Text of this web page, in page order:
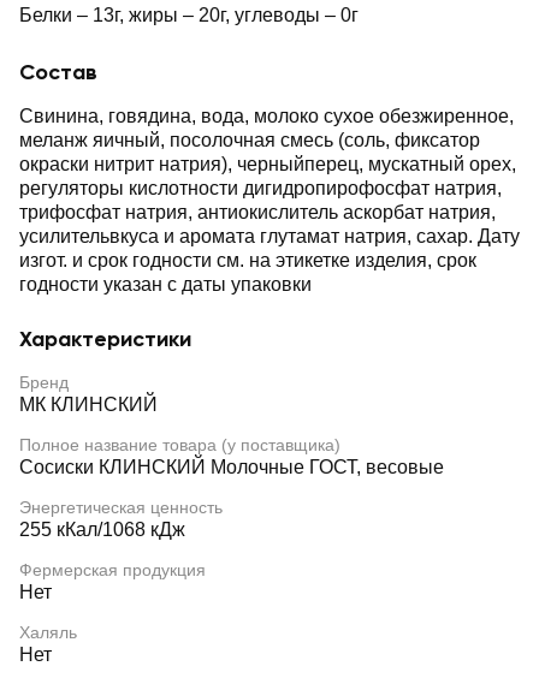
Белки – 13г, жиры – 20г, углеводы – 0г
Состав
Свинина, говядина, вода, молоко сухое обезжиренное,
меланж яичный, посолочная смесь (соль, фиксатор
окраски нитрит натрия), черныйперец, мускатный орех,
регуляторы кислотности дигидропирофосфат натрия,
трифосфат натрия, антиокислитель аскорбат натрия,
усилительвкуса и аромата глутамат натрия, сахар. Дату
изгот. и срок годности см. на этикетке изделия, срок
годности указан с даты упаковки
Характеристики
Бренд
МК КЛИНСКИЙ
Полное название товара (у поставщика)
Сосиски КЛИНСКИЙ Молочные ГОСТ, весовые
Энергетическая ценность
255 кКал/1068 кДж
Фермерская продукция
Нет
Халяль
Нет